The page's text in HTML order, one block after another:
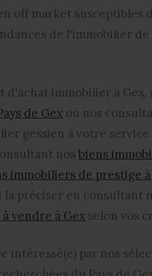
off market susceptibles
de l'immobilier de
d'achat immobilier à Gex,
de Gex où nos
gessien à votre
nosbiens
immobiliers de prestige
la préciser en consultant
vendre à Gex selon vos
intéressé(e) par nos